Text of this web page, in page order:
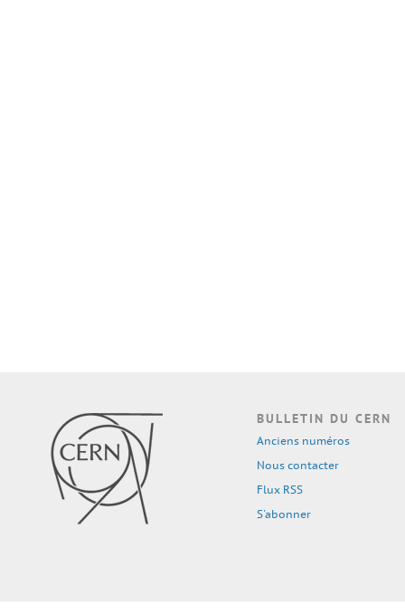
BULLETIN DU CERN
Anciens numéros
Nous contacter
Flux RSS
S'abonner